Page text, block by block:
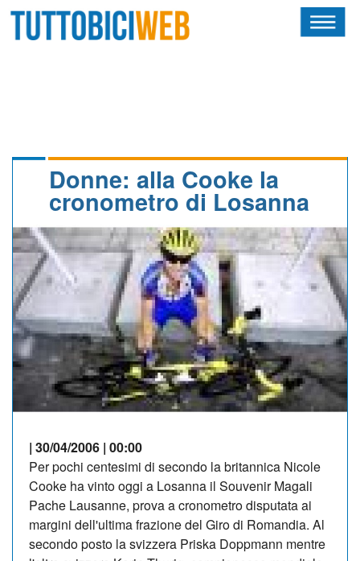
CALENDARIO
OSCAR
ALBI D'ORO
NEWSLETTER
Donne: alla Cooke la
cronometro di Losanna
| 30/04/2006 | 00:00
Per pochi centesimi di secondo la britannica Nicole
Cooke ha vinto oggi a Losanna il Souvenir Magali
Pache Lausanne, prova a cronometro disputata ai
margini dell'ultima frazione del Giro di Romandia. Al
secondo posto la svizzera Priska Doppmann mentre